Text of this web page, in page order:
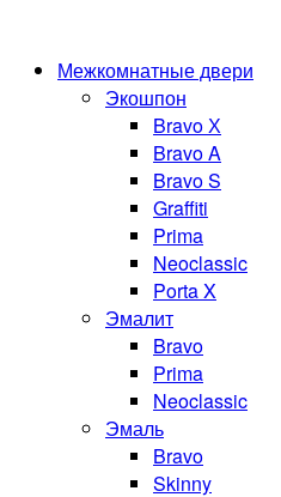
Межкомнатные двери
Экошпон
Bravo Х
Bravo A
Bravo S
Graffiti
Prima
Neoclassic
Porta X
Эмалит
Bravo
Prima
Neoclassic
Эмаль
Bravo
Skinny